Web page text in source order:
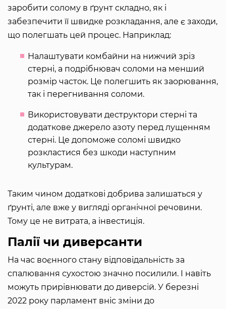
заробити солому в ґрунт складно, як і
забезпечити її швидке розкладання, але є заходи,
що полегшать цей процес. Наприклад:
Налаштувати комбайни на нижчий зріз
стерні, а подрібнювач соломи на менший
розмір часток. Це полегшить як заорювання,
так і перегнивання соломи.
Використовувати деструктори стерні та
додаткове джерело азоту перед лущенням
стерні. Це допоможе соломі швидко
розкластися без шкоди наступним
культурам.
Таким чином додаткові добрива залишаться у
ґрунті, але вже у вигляді органічної речовини.
Тому це не витрата, а інвестиція.
Палії чи диверсанти
На час воєнного стану відповідальність за
спалювання сухостою значно посилили. І навіть
можуть прирівнювати до диверсій. У березні
2022 року парламент вніс зміни до